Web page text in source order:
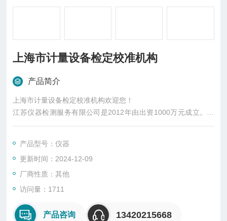
上海市计量设备检定校准机构
产品简介
上海市计量设备检定校准机构欢迎您！
江苏仪器检测服务有限公司是2012年由出资1000万元成立。专
门从事产品检测和仪器校准的第三方公正实验室。
4，国际实验室互认组织（ILAC-MRA）
产品型号：仪器
更新时间：2024-12-09
厂商性质：其他
访问量：1711
产品咨询 13420215668